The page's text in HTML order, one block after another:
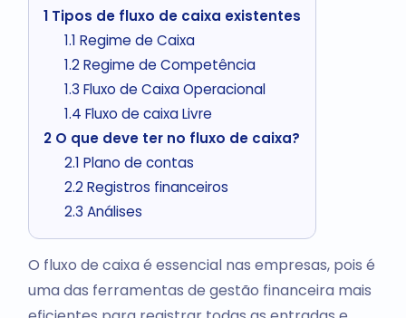
1Tipos de fluxo de caixa existentes
1.1 Regime de Caixa
1.2Regime de Competência
1.3 Fluxo de Caixa Operacional
1.4 Fluxo de caixa Livre
2O que deve ter no fluxo de caixa?
2.1 Plano de contas
2.2Registros financeiros
2.3 Análises
O fluxo de caixa é essencial nas empresas, pois é
uma das ferramentas de gestão financeira mais